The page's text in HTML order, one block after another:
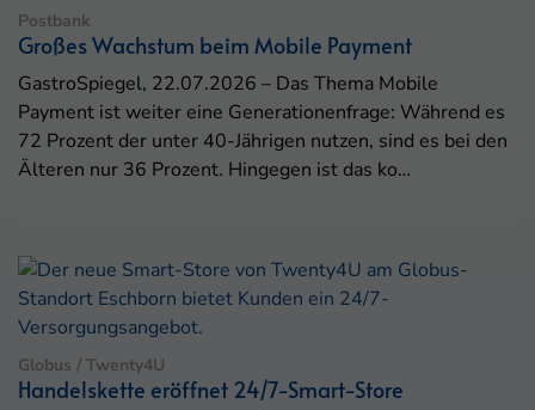
Postbank
Großes Wachstum beim Mobile Payment
GastroSpiegel, 22.07.2026 – Das Thema Mobile
Payment ist weiter eine Generationenfrage: Während es
72 Prozent der unter 40-Jährigen nutzen, sind es bei den
Älteren nur 36 Prozent. Hingegen ist das ko…
Globus / Twenty4U
Handelskette eröffnet 24/7-Smart-Store